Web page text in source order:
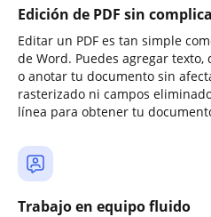
Edición de PDF sin
Editar un PDF es tan simple
de Word. Puedes agregar
o anotar tu documento sin
rasterizado ni campos
línea para obtener tu
Trabajo en equipo fluido